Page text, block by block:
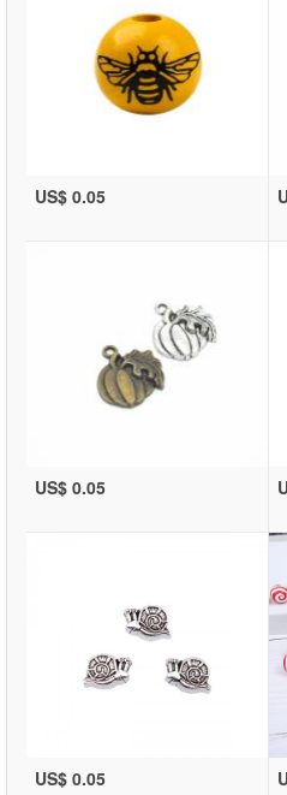
US$ 0.05
US$ 0.05
US$ 0.05